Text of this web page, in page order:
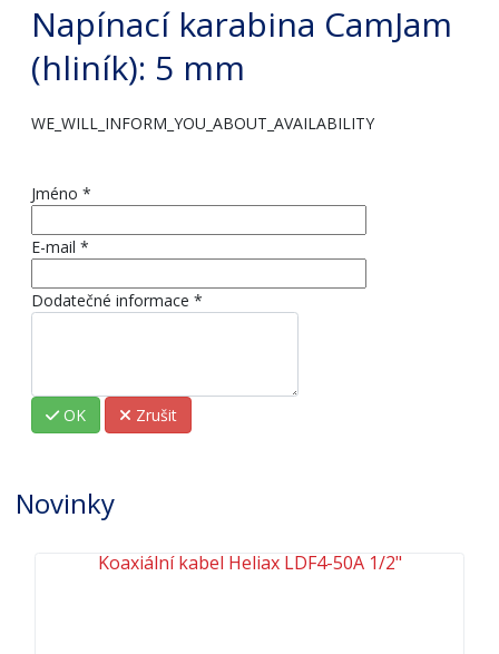
Napínací karabina CamJam
(hliník): 5 mm
WE_WILL_INFORM_YOU_ABOUT_AVAILABILITY
Jméno *
E-mail *
Dodatečné informace *
OK Zrušit
Novinky
Koaxiální kabel Heliax LDF4-50A 1/2"